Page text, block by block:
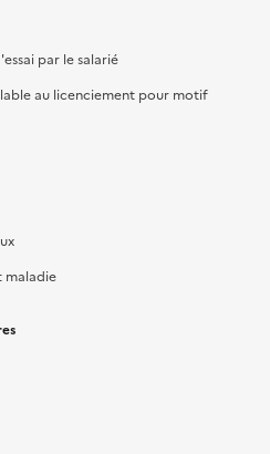
par le salarié
au licenciement pour motif
maladie